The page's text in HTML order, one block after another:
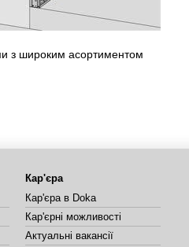
з широким асортиментом
Кар'єра
Кар'єра в Doka
Кар'єрні можливості
Актуальні вакансії